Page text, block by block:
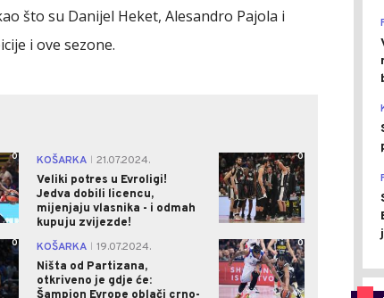
što su Danijel Heket, Alesandro Pajola i
i ove sezone.
0 KOŠARKA
21.07.2024.
Veliki potres u Evroligi!
Jedva dobili licencu,
mijenjaju vlasnika - i odmah
kupuju zvijezde!
0
0 KOŠARKA
19.07.2024.
Ništa od Partizana,
otkriveno je gdje će:
0